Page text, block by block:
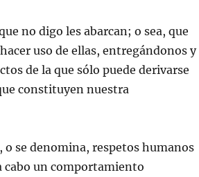
no digo les abarcan; o sea, que
uso de ellas, entregándonos y
de la que sólo puede derivarse
constituyen nuestra
se denomina, respetos humanos
cabo un comportamiento